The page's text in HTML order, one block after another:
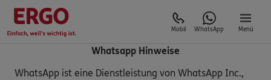
Mobil WhatsApp Menü
Whatsapp Hinweise
WhatsApp ist eine Dienstleistung von WhatsApp Inc.,